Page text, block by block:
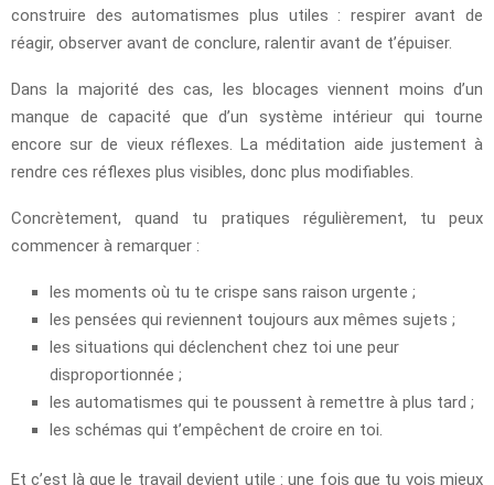
construire des automatismes plus utiles : respirer avant de
réagir, observer avant de conclure, ralentir avant de t’épuiser.
Dans la majorité des cas, les blocages viennent moins d’un
manque de capacité que d’un système intérieur qui tourne
encore sur de vieux réflexes. La méditation aide justement à
rendre ces réflexes plus visibles, donc plus modifiables.
Concrètement, quand tu pratiques régulièrement, tu peux
commencer à remarquer :
les moments où tu te crispe sans raison urgente ;
les pensées qui reviennent toujours aux mêmes sujets ;
les situations qui déclenchent chez toi une peur
disproportionnée ;
les automatismes qui te poussent à remettre à plus tard ;
les schémas qui t’empêchent de croire en toi.
Et c’est là que le travail devient utile : une fois que tu vois mieux